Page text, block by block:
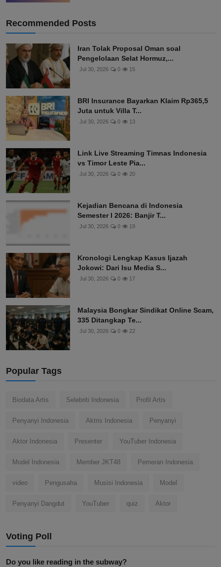
Recommended Posts
Iran Tolak Proposal Oman soal
Pengelolaan Selat Hormuz,...
Jul 30, 2026 0 15
BRI Insurance Bayarkan Klaim Rp365,5
Juta untuk Villa T...
Jul 30, 2026 0 13
Link Live Streaming Timnas Indonesia
vs Timor Leste Pia...
Jul 30, 2026 0 20
Kejadian Bencana di Indonesia
Semester I 2026: Banjir T...
Jul 30, 2026 0 19
Kronologi Lengkap Kasus Ijazah
Jokowi: Dari Isu Media S...
Jul 30, 2026 0 17
Malaysia Bongkar Sindikat Online Scam,
335 Ditangkap Te...
Jul 30, 2026 0 22
Popular Tags
Biodata Artis Selebriti Indonesia Profil Artis
Penyanyi Indonesia Aktris Indonesia Penyanyi
Aktor Indonesia Presenter YouTuber Indonesia
Model Indonesia Member JKT48 Pemeran Indonesia
video Pengusaha Musisi Indonesia Model
Penyanyi Dangdut YouTuber quiz Aktor
Voting Poll
Do you like reading in the subway?